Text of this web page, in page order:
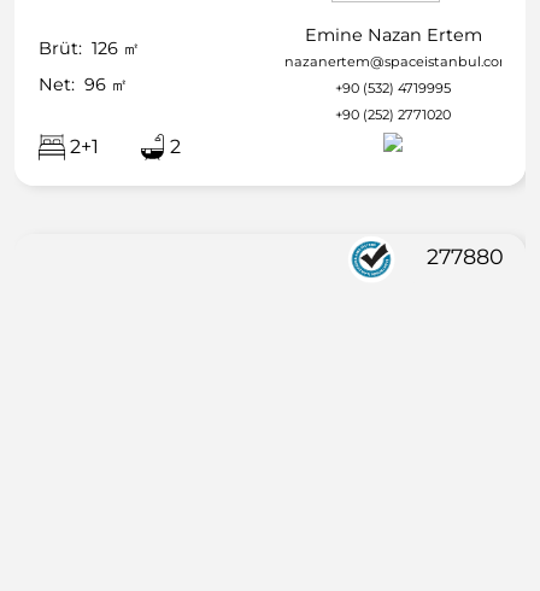
Brüt: 126 ㎡
Net: 96 ㎡
2+1 2
Emine Nazan Ertem
nazanertem@spaceistanbul.com
+90 (532) 4719995
+90 (252) 2771020
277880